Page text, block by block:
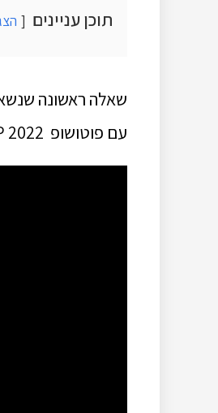
תוכן עניינים
שאלה ראשונה
עם פוטושופ 2022 PHOTOSHOP וכיצד עושים זאת נכון?